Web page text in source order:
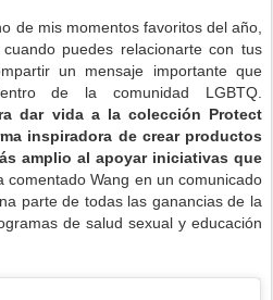
de mis momentos favoritos del año,
puedes relacionarte con tus
un mensaje importante que
de la comunidad LGBTQ.
dar vida a la colección Protect
inspiradora de crear productos
amplio al apoyar iniciativas que
comentado Wang en un comunicado
parte de todas las ganancias de la
de salud sexual y educación